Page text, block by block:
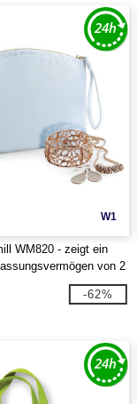
W1
WM820 - zeigt ein
von 2
von 28 x 22.
beträgt 23 x 14.
-62%